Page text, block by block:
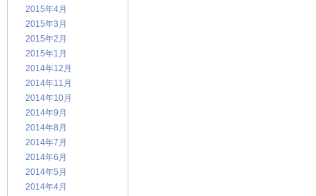
2015年4月
2015年3月
2015年2月
2015年1月
2014年12月
2014年11月
2014年10月
2014年9月
2014年8月
2014年7月
2014年6月
2014年5月
2014年4月